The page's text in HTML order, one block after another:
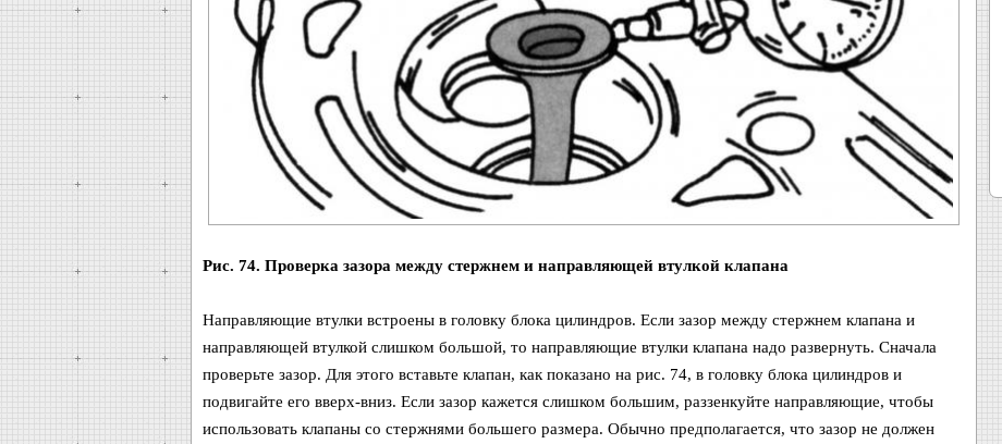
Рис. 74. Проверка зазора между стержнем и направляющей втулкой клапана
Направляющие втулки встроены в головку блока цилиндров. Если зазор между стержнем клапана и
направляющей втулкой слишком большой, то направляющие втулки клапана надо развернуть. Сначала
проверьте зазор. Для этого вставьте клапан, как показано на рис. 74, в головку блока цилиндров и
подвигайте его вверх-вниз. Если зазор кажется слишком большим, раззенкуйте направляющие, чтобы
использовать клапаны со стержнями большего размера. Обычно предполагается, что зазор не должен